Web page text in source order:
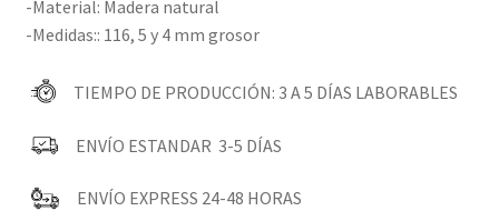
-Material: Madera natural
-Medidas:: 116, 5 y 4 mm grosor
TIEMPO DE PRODUCCIÓN: 3 A 5 DÍAS LABORABLES
ENVÍO ESTANDAR 3-5 DÍAS
ENVÍO EXPRESS 24-48 HORAS